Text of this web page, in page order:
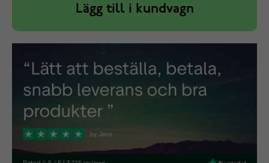
Lägg till i kundvagn